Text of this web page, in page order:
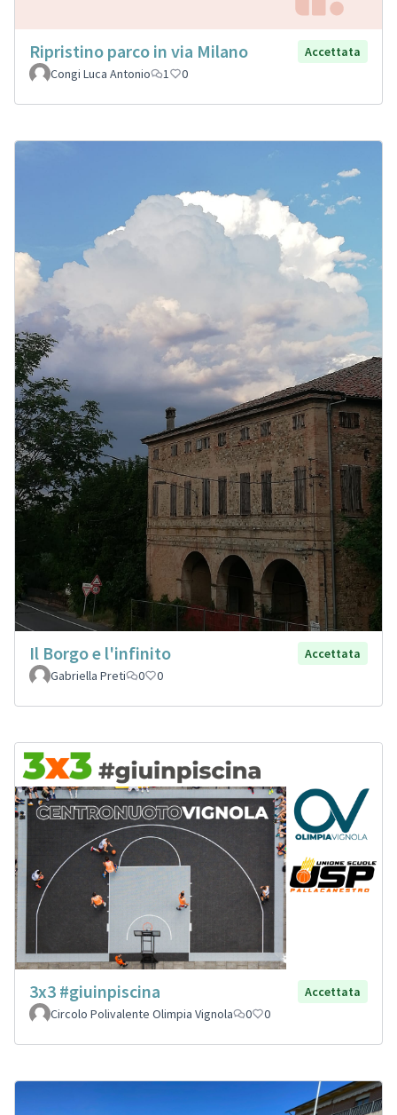
Ripristino parco in via Milano
Accettata
Congi Luca Antonio
1 0
Il Borgo e l'infinito
Accettata
Gabriella Preti
0 0
3x3 #giuinpiscina
Accettata
Circolo Polivalente Olimpia Vignola
0 0